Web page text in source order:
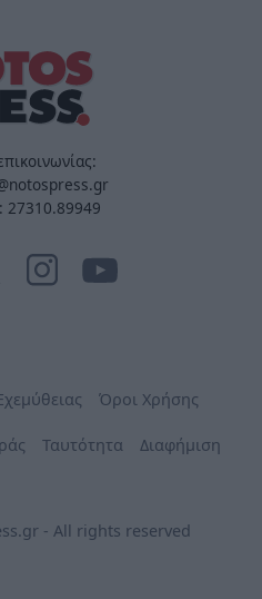
27310.89949
Όροι Χρήσης
Ταυτότητα Διαφήμιση
- All rights reserved